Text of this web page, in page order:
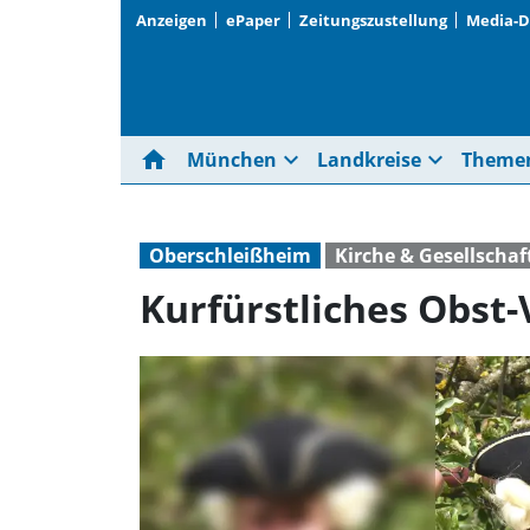
Anzeigen ePaper Zeitungszustellung Media-
home München expand_more Landkreise expand_more
Oberschleißheim Kirche &
Kurfürstliches Obst-